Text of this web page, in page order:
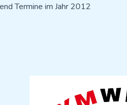
Termine im Jahr 2012